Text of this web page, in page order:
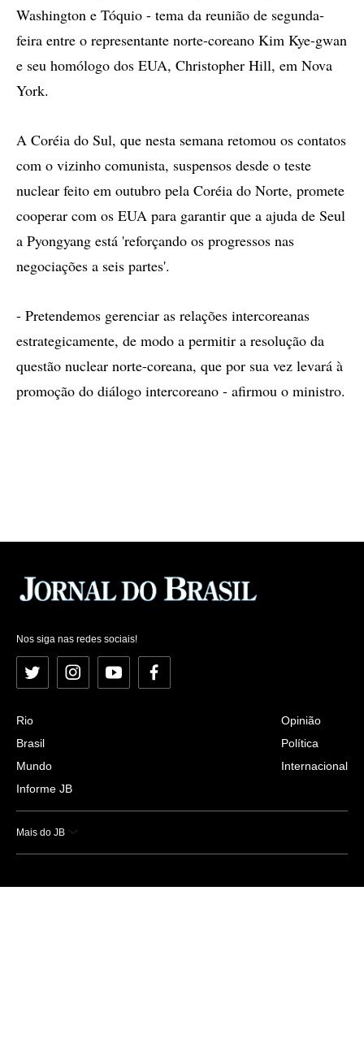
Washington e Tóquio - tema da reunião de segunda-
feira entre o representante norte-coreano Kim Kye-gwan
e seu homólogo dos EUA, Christopher Hill, em Nova
York.
A Coréia do Sul, que nesta semana retomou os contatos
com o vizinho comunista, suspensos desde o teste
nuclear feito em outubro pela Coréia do Norte, promete
cooperar com os EUA para garantir que a ajuda de Seul
a Pyongyang está 'reforçando os progressos nas
negociações a seis partes'.
- Pretendemos gerenciar as relações intercoreanas
estrategicamente, de modo a permitir a resolução da
questão nuclear norte-coreana, que por sua vez levará à
promoção do diálogo intercoreano - afirmou o ministro.
Nos siga nas redes sociais!
Twitter InstagramYouTubeFacebook
Rio
Brasil
Mundo
Informe JB
Opinião
Política
Internacional
Mais do JB
Esportes